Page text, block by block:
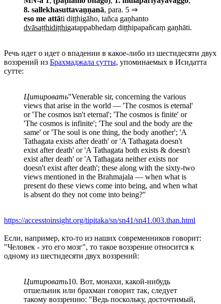
8. sallekhasuttavaṇṇanā, para. 5 ⇒
eso me attāti diṭṭhigāho, tañca gaṇhanto
dvāsaṭṭhidiṭṭhigatappabhedaṃ diṭṭhipapañcaṃ gaṇhāti.
Речь идет о идет о впадении в какое-либо из шестидесяти двух
воззрений из Брахмаджала сутты, упоминаемых в Исидатта
сутте:
Цитировать"Venerable sir, concerning the various
views that arise in the world — 'The cosmos is eternal'
or 'The cosmos isn't eternal'; 'The cosmos is finite' or
'The cosmos is infinite'; 'The soul and the body are the
same' or 'The soul is one thing, the body another'; 'A
Tathagata exists after death' or 'A Tathagata doesn't
exist after death' or 'A Tathagata both exists & doesn't
exist after death' or 'A Tathagata neither exists nor
doesn't exist after death'; these along with the sixty-two
views mentioned in the Brahmajala — when what is
present do these views come into being, and when what
is absent do they not come into being?"
https://accesstoinsight.org/tipitaka/sn/sn41/sn41.003.than.html
Если, например, кто-то из наших современников говорит:
"Человек - это его мозг", то такое воззрение относится к
одному из шестидесяти двух воззрений:
Цитировать10. Вот, монахи, какой-нибудь
отшельник или брахман говорит так, следует
такому воззрению: "Ведь поскольку, досточтимый,